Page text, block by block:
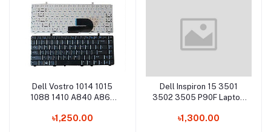
Add to cart
Dell Vostro 1014 1015
1088 1410 A840 A860
৳1,250.00
Add to cart
Dell Inspiron 15 3501
3502 3505 P90F Laptop
৳1,300.00